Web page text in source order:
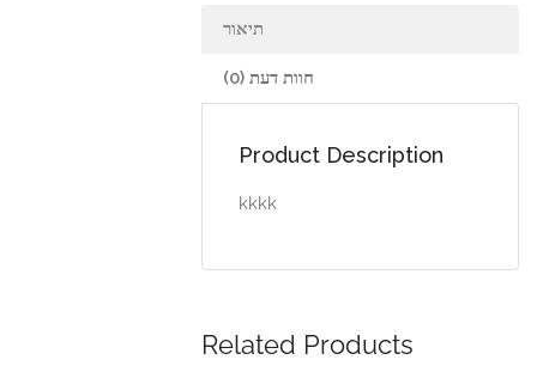
תיאור
חוות דעת (0)
Product Description
kkkk
Related Products